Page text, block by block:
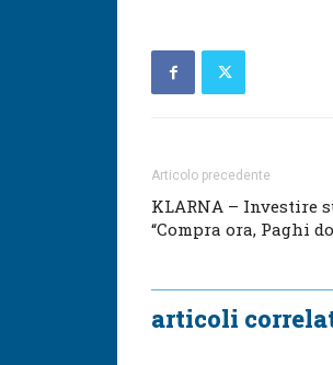
Articolo precedente
KLARNA – Investire
“Compra ora, Paghi
articoli